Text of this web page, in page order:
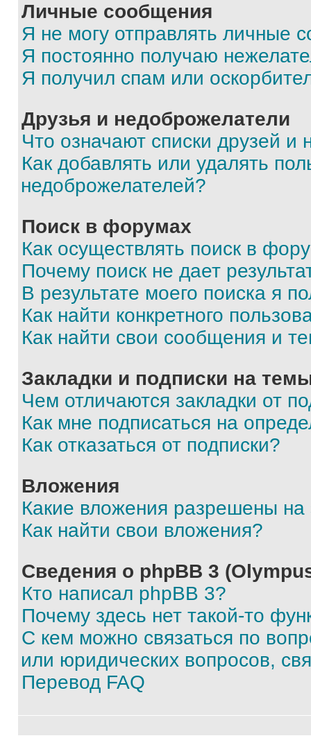
Личные сообщения
Я не могу отправлять личные
Я постоянно получаю
Я получил спам или
Друзья и недоброжелатели
Что означают списки друзей и
Как добавлять или удалять
недоброжелателей?
Поиск в форумах
Как осуществлять поиск в
Почему поиск не дает
В результате моего поиска я
Как найти конкретного
Как найти свои сообщения и
Закладки и подписки на
Чем отличаются закладки от
Как мне подписаться на
Как отказаться от подписки?
Вложения
Какие вложения разрешены
Как найти свои вложения?
Сведения о phpBB 3
Кто написал phpBB 3?
Почему здесь нет такой-то
С кем можно связаться по
или юридических вопросов,
Перевод FAQ